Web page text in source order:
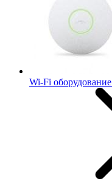
Wi-Fi оборудование